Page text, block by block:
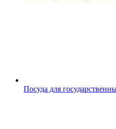
Посуда для